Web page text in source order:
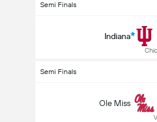
Semi Finals
Indiana
Semi Finals
Ole Miss